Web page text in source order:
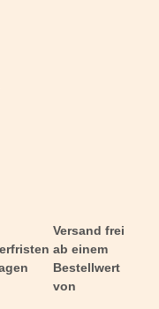
Versand frei
ab einem
Bestellwert
von